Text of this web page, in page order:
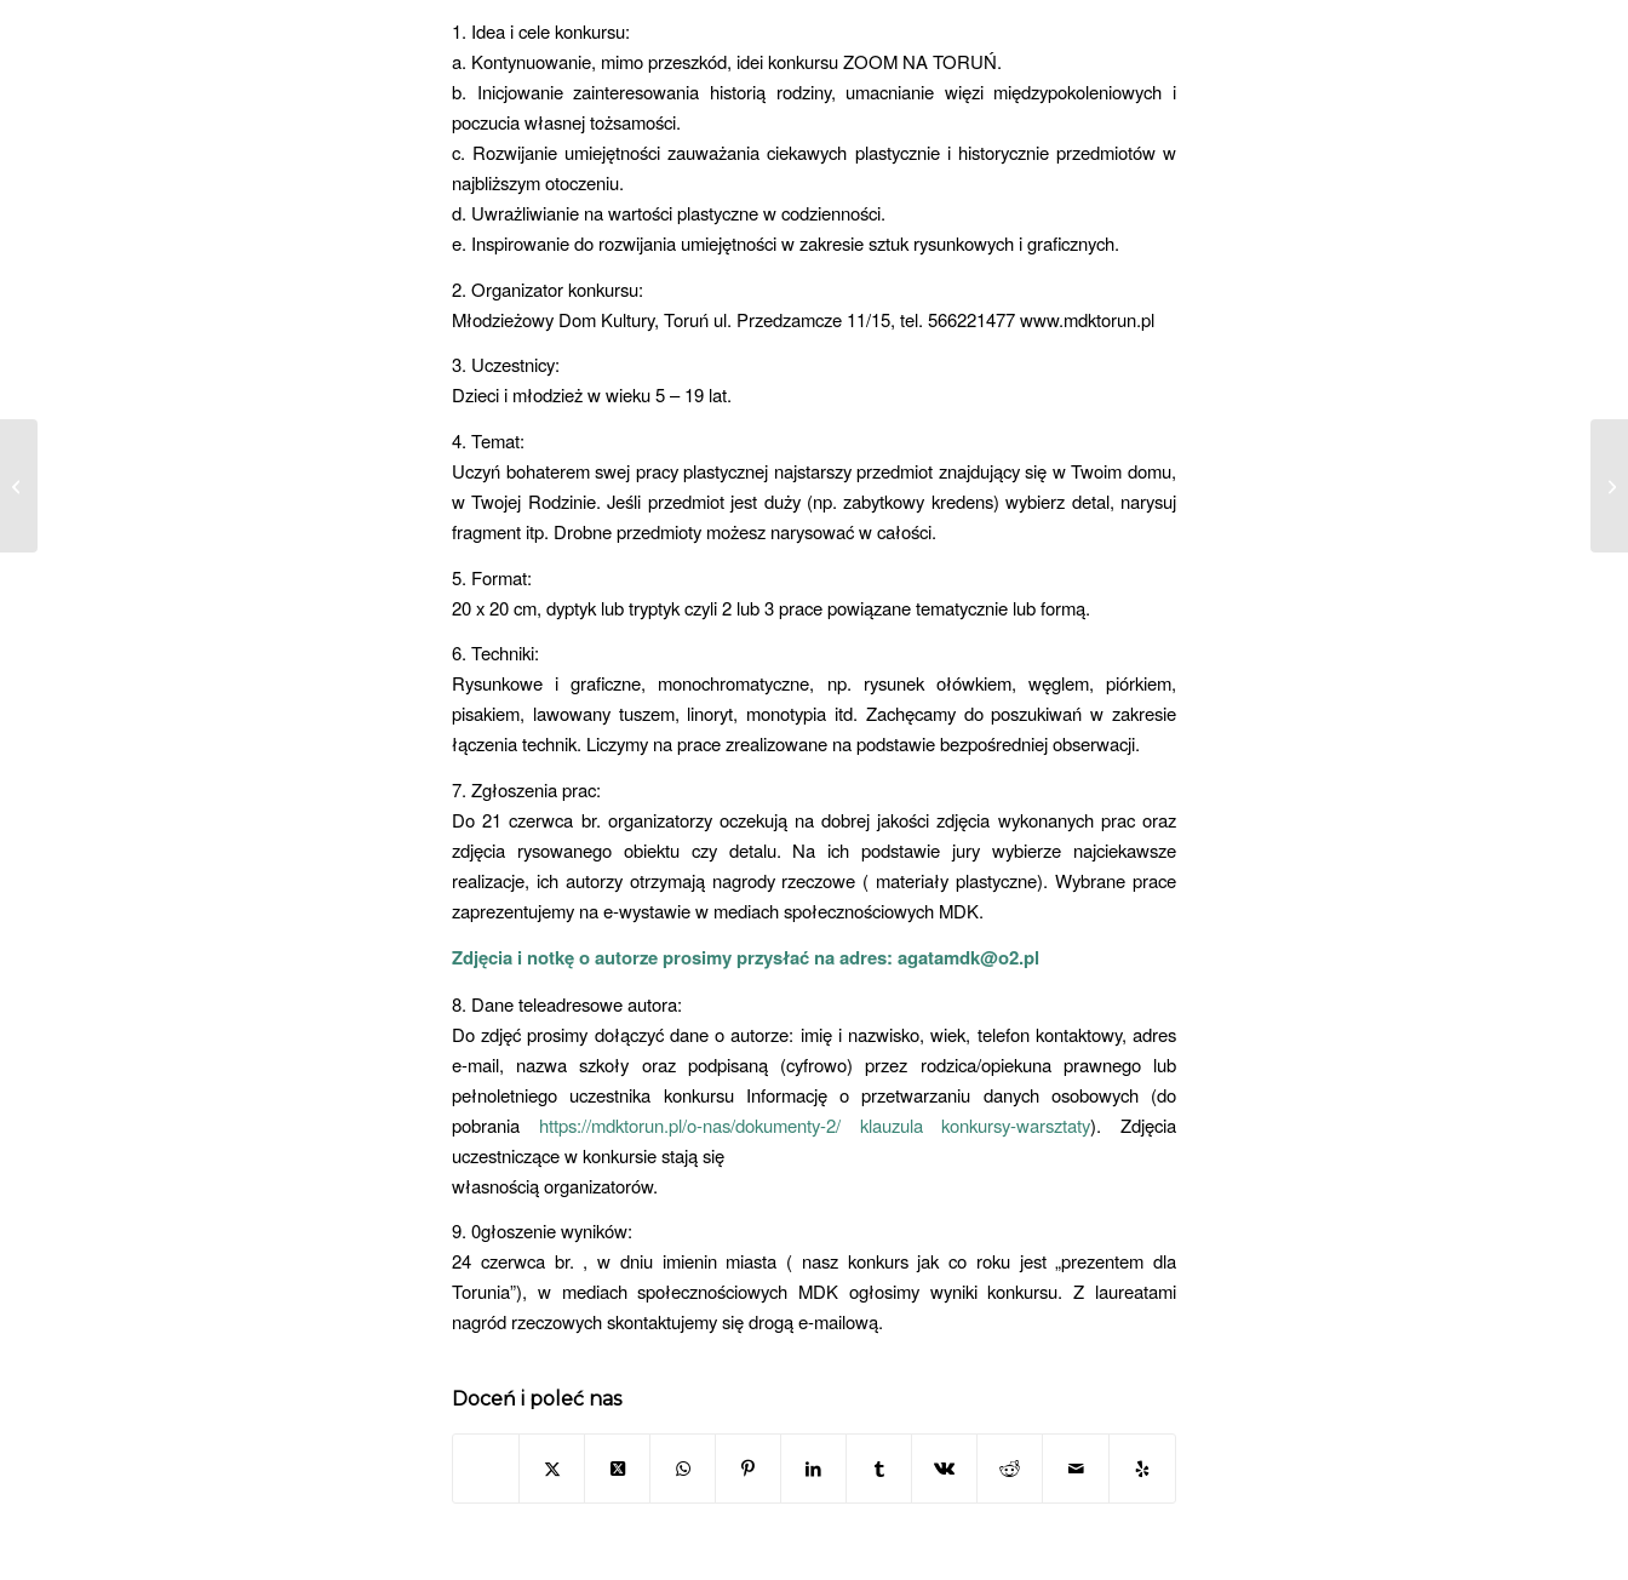
1. Idea i cele konkursu:
a. Kontynuowanie, mimo przeszkód, idei konkursu ZOOM NA TORUŃ.
b. Inicjowanie zainteresowania historią rodziny, umacnianie więzi międzypokoleniowych i
poczucia własnej tożsamości.
c. Rozwijanie umiejętności zauważania ciekawych plastycznie i historycznie przedmiotów w
najbliższym otoczeniu.
d. Uwrażliwianie na wartości plastyczne w codzienności.
e. Inspirowanie do rozwijania umiejętności w zakresie sztuk rysunkowych i graficznych.
2. Organizator konkursu:
Młodzieżowy Dom Kultury, Toruń ul. Przedzamcze 11/15, tel. 566221477 www.mdktorun.pl
3. Uczestnicy:
Dzieci i młodzież w wieku 5 – 19 lat.
4. Temat:
Uczyń bohaterem swej pracy plastycznej najstarszy przedmiot znajdujący się w Twoim domu,
w Twojej Rodzinie. Jeśli przedmiot jest duży (np. zabytkowy kredens) wybierz detal, narysuj
fragment itp. Drobne przedmioty możesz narysować w całości.
5. Format:
20 x 20 cm, dyptyk lub tryptyk czyli 2 lub 3 prace powiązane tematycznie lub formą.
6. Techniki:
Rysunkowe i graficzne, monochromatyczne, np. rysunek ołówkiem, węglem, piórkiem,
pisakiem, lawowany tuszem, linoryt, monotypia itd. Zachęcamy do poszukiwań w zakresie
łączenia technik. Liczymy na prace zrealizowane na podstawie bezpośredniej obserwacji.
7. Zgłoszenia prac:
Do 21 czerwca br. organizatorzy oczekują na dobrej jakości zdjęcia wykonanych prac oraz
zdjęcia rysowanego obiektu czy detalu. Na ich podstawie jury wybierze najciekawsze
realizacje, ich autorzy otrzymają nagrody rzeczowe ( materiały plastyczne). Wybrane prace
zaprezentujemy na e-wystawie w mediach społecznościowych MDK.
Zdjęcia i notkę o autorze prosimy przysłać na adres: agatamdk@o2.pl
8. Dane teleadresowe autora:
Do zdjęć prosimy dołączyć dane o autorze: imię i nazwisko, wiek, telefon kontaktowy, adres
e-mail, nazwa szkoły oraz podpisaną (cyfrowo) przez rodzica/opiekuna prawnego lub
pełnoletniego uczestnika konkursu Informację o przetwarzaniu danych osobowych (do
pobrania https://mdktorun.pl/o-nas/dokumenty-2/ klauzula konkursy-warsztaty). Zdjęcia
uczestniczące w konkursie stają się
własnością organizatorów.
9. 0głoszenie wyników:
24 czerwca br. , w dniu imienin miasta ( nasz konkurs jak co roku jest „prezentem dla
Torunia”), w mediach społecznościowych MDK ogłosimy wyniki konkursu. Z laureatami
nagród rzeczowych skontaktujemy się drogą e-mailową.
Doceń i poleć nas